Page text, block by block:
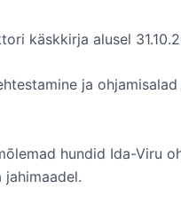
käskkirja alusel
ja
hundid Ida-Viru